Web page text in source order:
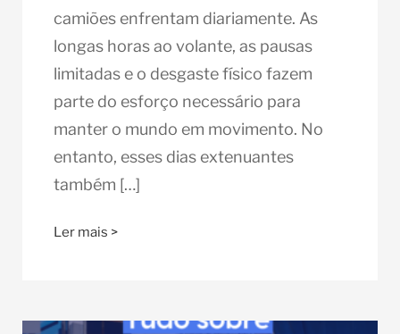
camiões enfrentam diariamente. As
longas horas ao volante, as pausas
limitadas e o desgaste físico fazem
parte do esforço necessário para
manter o mundo em movimento. No
entanto, esses dias extenuantes
também […]
Ler mais >